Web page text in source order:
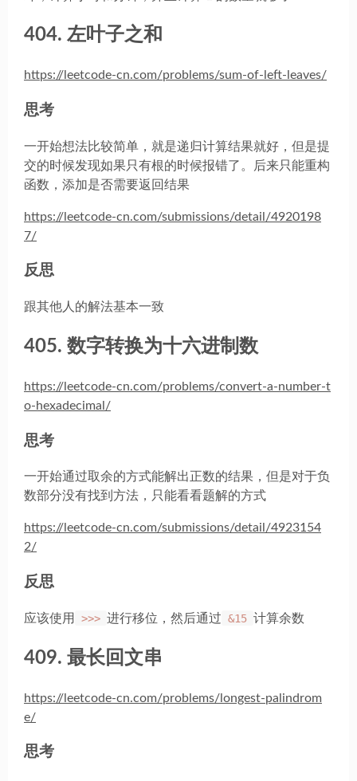
404. 左叶子之和
https://leetcode-cn.com/problems/sum-of-left-leaves/
思考
一开始想法比较简单，就是递归计算结果就好，但是提
交的时候发现如果只有根的时候报错了。后来只能重构
函数，添加是否需要返回结果
https://leetcode-cn.com/submissions/detail/4920198
7/
反思
跟其他人的解法基本一致
405. 数字转换为十六进制数
https://leetcode-cn.com/problems/convert-a-number-t
o-hexadecimal/
思考
一开始通过取余的方式能解出正数的结果，但是对于负
数部分没有找到方法，只能看看题解的方式
https://leetcode-cn.com/submissions/detail/4923154
2/
反思
应该使用 >>> 进行移位，然后通过 &15 计算余数
409. 最长回文串
https://leetcode-cn.com/problems/longest-palindrom
e/
思考